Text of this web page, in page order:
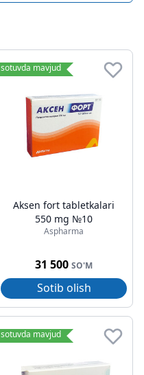
sotuvda mavjud
Aksen fort tabletkalari
550 mg №10
Aspharma
31 500 SO'M
Sotib olish
sotuvda mavjud